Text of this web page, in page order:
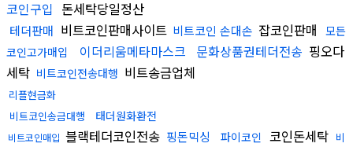
코인구입 돈세탁당일정산
테더판매 비트코인판매사이트 비트코인 손대손 잡코인판매 모든
코인고가매입
이더리움메타마스크 문화상품권테더전송 핑오다
세탁 비트코인전송대행 비트송금업체
리플현금화
비트코인송금대행
태더원화환전
비트코인매입 블랙테더코인전송 핑돈믹싱 파이코인 코인돈세탁 비